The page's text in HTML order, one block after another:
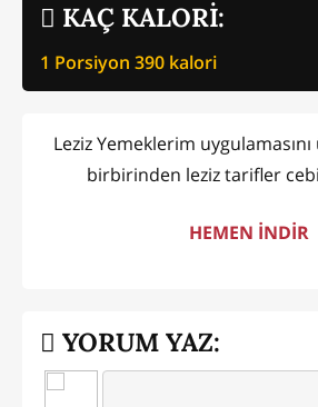
KAÇ KALORİ:
1 Porsiyon 390 kalori
Leziz Yemeklerim
birbirinden leziz tarifler
HEMEN İNDİR
YORUM YAZ: